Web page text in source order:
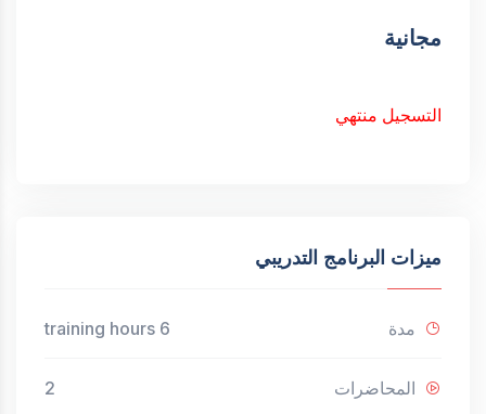
مجانية
التسجيل منتهي
ميزات البرنامج التدريبي
مدة 6 training hours
المحاضرات 2